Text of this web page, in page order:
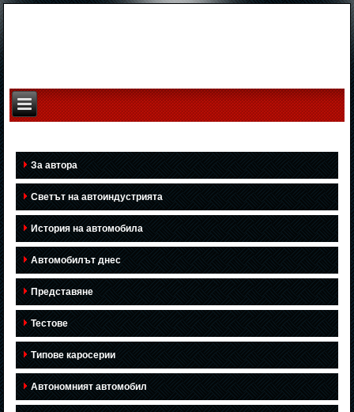
За автора
Светът на автоиндустрията
История на автомобила
Автомобилът днес
Представяне
Тестове
Типове каросерии
Автономният автомобил